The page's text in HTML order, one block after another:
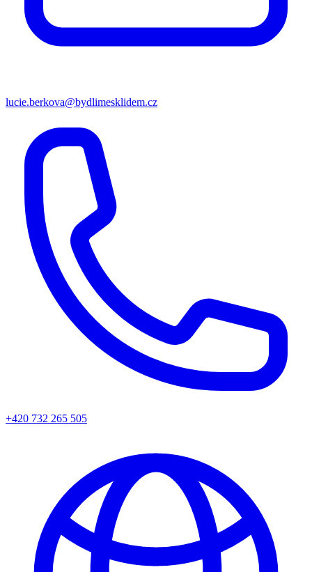
lucie.berkova@bydlimesklidem.cz
+420 732 265 505